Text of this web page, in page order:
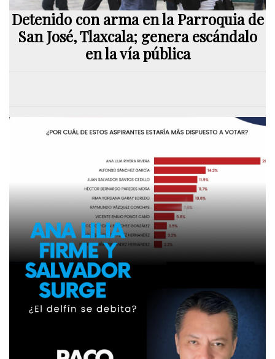
Detenido con arma en la Parroquia de
San José, Tlaxcala; genera escándalo
en la vía pública